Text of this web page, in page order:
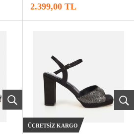
2.399,00 TL
ÜCRETSIZ KARGO